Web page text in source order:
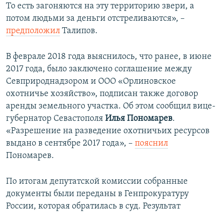
То есть загоняются на эту территорию звери, а
потом людьми за деньги отстреливаются», –
предположил Талипов.
В феврале 2018 года выяснилось, что ранее, в июне
2017 года, было заключено соглашение между
Севприроднадзором и ООО «Орлиновское
охотничье хозяйство», подписан также договор
аренды земельного участка. Об этом сообщил вице-
губернатор Севастополя Илья Пономарев.
«Разрешение на разведение охотничьих ресурсов
выдано в сентябре 2017 года», – пояснил
Пономарев.
По итогам депутатской комиссии собранные
документы были переданы в Генпрокуратуру
России, которая обратилась в суд. Результат